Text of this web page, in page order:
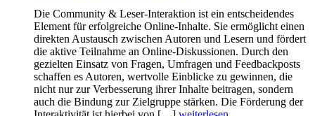
Die Community & Leser-Interaktion ist ein entscheidendes
Element für erfolgreiche Online-Inhalte. Sie ermöglicht einen
direkten Austausch zwischen Autoren und Lesern und fördert
die aktive Teilnahme an Online-Diskussionen. Durch den
gezielten Einsatz von Fragen, Umfragen und Feedbackposts
schaffen es Autoren, wertvolle Einblicke zu gewinnen, die
nicht nur zur Verbesserung ihrer Inhalte beitragen, sondern
auch die Bindung zur Zielgruppe stärken. Die Förderung der